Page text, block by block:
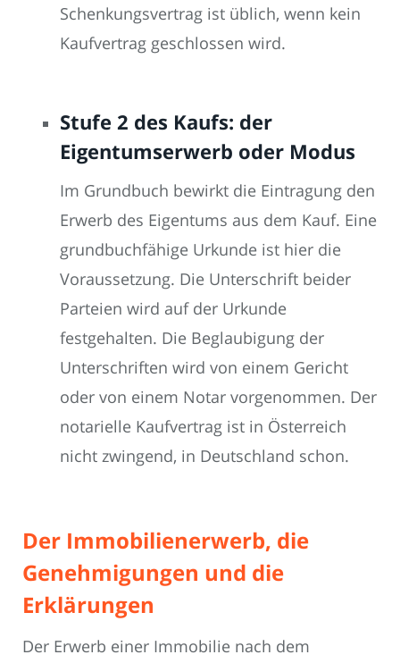
Schenkungsvertrag ist üblich, wenn kein
Kaufvertrag geschlossen wird.
Stufe 2 des Kaufs: der
Eigentumserwerb oder Modus
Im Grundbuch bewirkt die Eintragung den
Erwerb des Eigentums aus dem Kauf. Eine
grundbuchfähige Urkunde ist hier die
Voraussetzung. Die Unterschrift beider
Parteien wird auf der Urkunde
festgehalten. Die Beglaubigung der
Unterschriften wird von einem Gericht
oder von einem Notar vorgenommen. Der
notarielle Kaufvertrag ist in Österreich
nicht zwingend, in Deutschland schon.
Der Immobilienerwerb, die
Genehmigungen und die
Erklärungen
Der Erwerb einer Immobilie nach dem